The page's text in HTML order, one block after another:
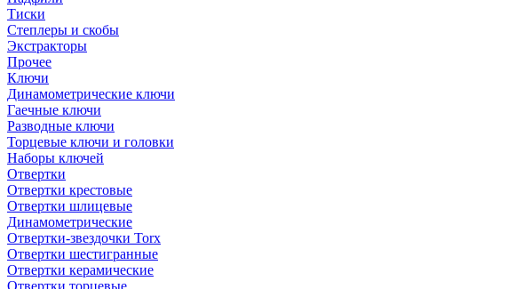
Тиски
Степлеры и скобы
Экстракторы
Прочее
Ключи
Динамометрические ключи
Гаечные ключи
Разводные ключи
Торцевые ключи и головки
Наборы ключей
Отвертки
Отвертки крестовые
Отвертки шлицевые
Динамометрические
Отвертки-звездочки Torx
Отвертки шестигранные
Отвертки керамические
Отвертки торцевые